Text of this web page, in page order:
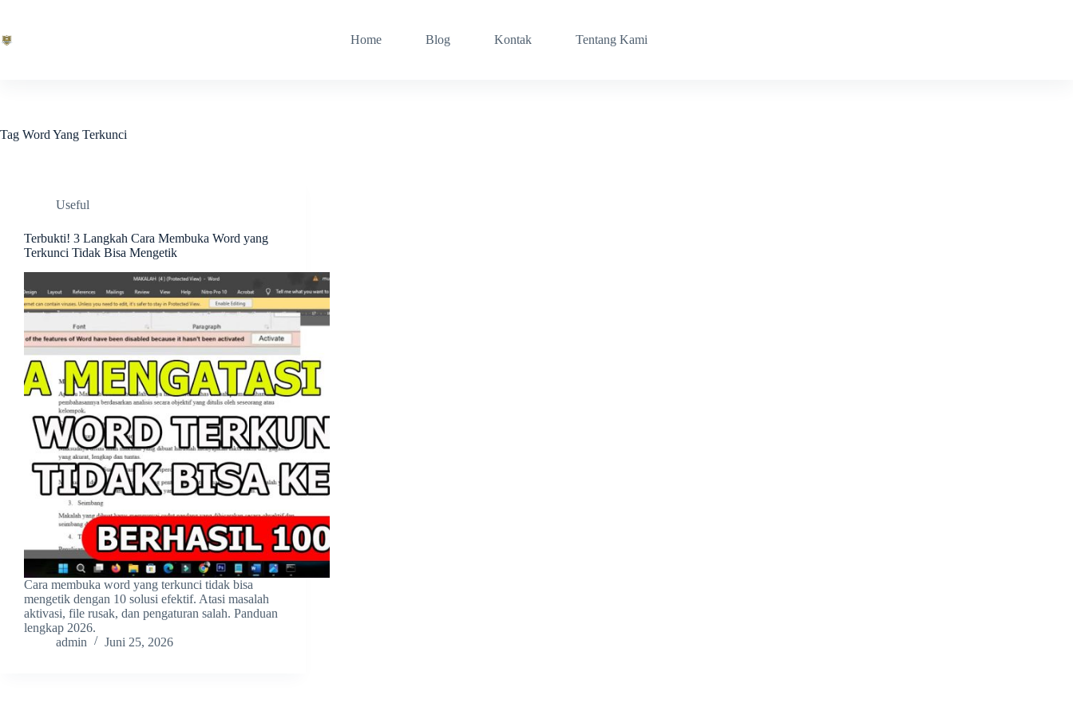
content
Home Blog Kontak Tentang Kami
Tag Word Yang Terkunci
Useful
Terbukti! 3 Langkah Cara Membuka Word yang
Terkunci Tidak Bisa Mengetik
Cara membuka word yang terkunci tidak bisa
mengetik dengan 10 solusi efektif. Atasi masalah
aktivasi, file rusak, dan pengaturan salah. Panduan
lengkap 2026.
admin
Juni 25, 2026